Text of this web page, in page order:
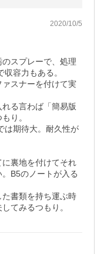
2020/10/5
スプレーで、処理
容力もある。
スナーを付けて実
る言わば「簡易版
つもり。
は期待大。耐久性が
裏地を付けてそれ
B5のノートが入る
書類を持ち運ぶ時
てみるつもり。